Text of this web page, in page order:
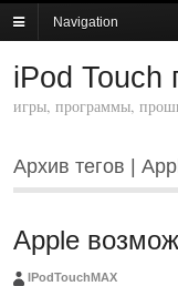
Navigation
iPod Touch
игры, программы,
Архив тегов |
Apple
IPodTouchMAX